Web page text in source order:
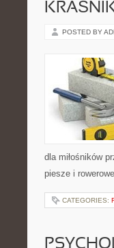
POSTED BY
dla miłośników
piesze i
CATEGORIES: